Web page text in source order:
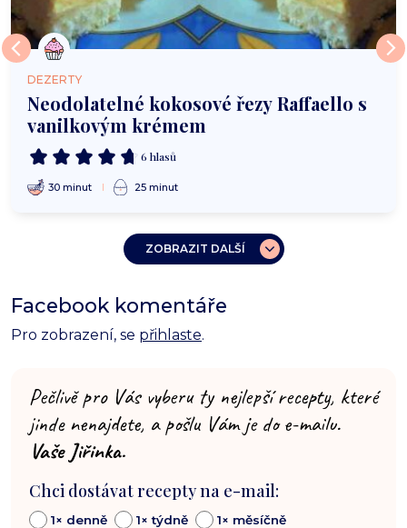
DEZERTY
Neodolatelné kokosové řezy Raffaello s
vanilkovým krémem
6 hlasů
30 minut 25 minut
ZOBRAZIT DALŠÍ
Facebook komentáře
Pro zobrazení, se přihlaste.
Pečlivě pro Vás vyberu ty nejlepší recepty, které
jinde nenajdete, a pošlu Vám je do e-mailu.
Vaše Jiřinka.
Chci dostávat recepty na e-mail:
1× denně 1× týdně 1× měsíčně